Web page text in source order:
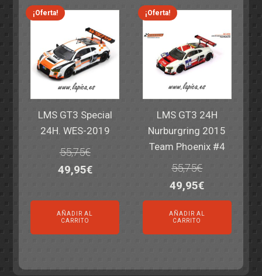
69,55€.59,95€.
77,60€.64,95€.
¡Oferta!
LMS GT3 Special
24H. WES-2019
55,75€
El
original
era:
49,95€El
actual
AÑADIR AL
CARRITO
¡Oferta!
LMS GT3 24H
Nurburgring 2015
Team Phoenix #4
55,75€
El
precio
original
era:
49,95€El
precio
actual
es:
AÑADIR AL
CARRITO